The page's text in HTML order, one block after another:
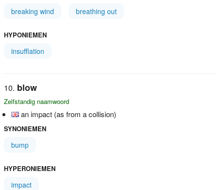
breaking wind breathing out
HYPONIEMEN
insufflation
blow
Zelfstandig naamwoord
an impact (as from a collision)
SYNONIEMEN
bump
HYPERONIEMEN
impact